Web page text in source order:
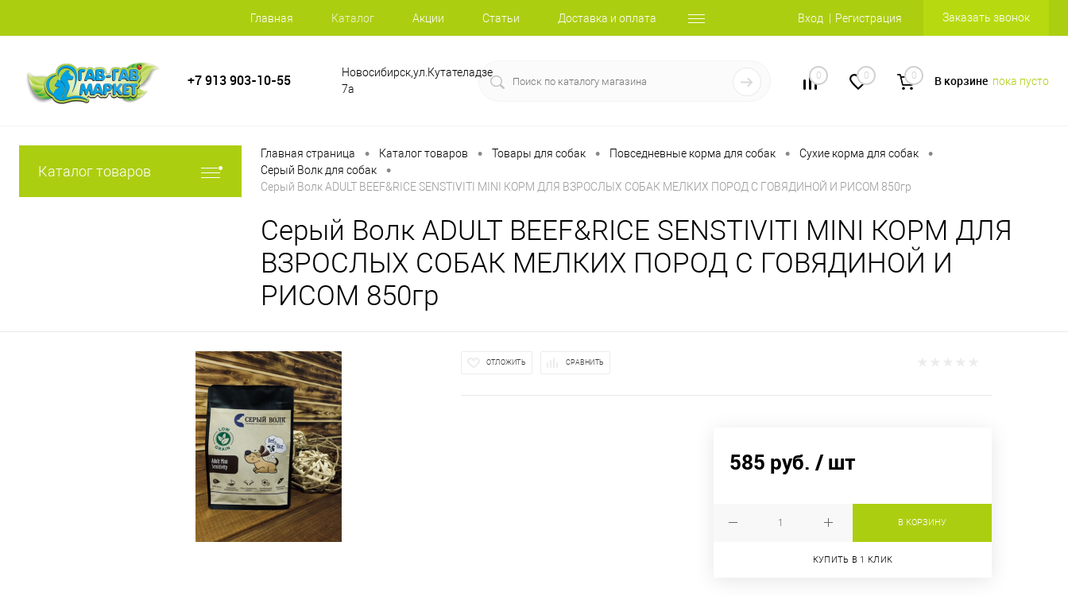
Главная Каталог Акции Статьи Доставка и оплата Вход Регистрация Заказать звонок
+7 913 903-10-55
Новосибирск,ул.Кутателадзе
7а
0 0 0 В корзине пока пусто
Каталог товаров
Главная страница • Каталог товаров • Товары для собак • Повседневные корма для собак • Сухие корма для собак •
Серый Волк для собак •
Серый Волк ADULT BEEF&RICE SENSTIVITI MINI КОРМ ДЛЯ ВЗРОСЛЫХ СОБАК МЕЛКИХ ПОРОД С ГОВЯДИНОЙ И РИСОМ 850гр
Серый Волк ADULT BEEF&RICE SENSTIVITI MINI КОРМ ДЛЯ
ВЗРОСЛЫХ СОБАК МЕЛКИХ ПОРОД С ГОВЯДИНОЙ И
РИСОМ 850гр
ОТЛОЖИТЬ СРАВНИТЬ
585 руб. / шт
В КОРЗИНУ
КУПИТЬ В 1 КЛИК